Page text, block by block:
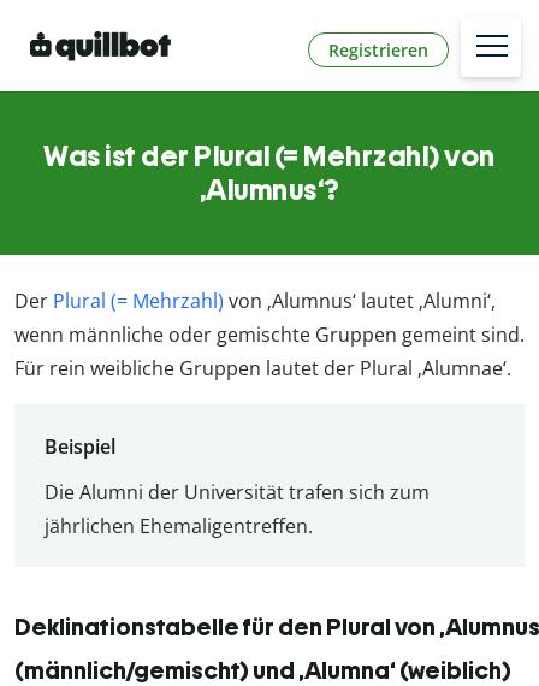
Registrieren
Was ist der Plural (= Mehrzahl) von
‚Alumnus‘?
Der Plural (= Mehrzahl) von ‚Alumnus‘ lautet ‚Alumni‘,
wenn männliche oder gemischte Gruppen gemeint sind.
Für rein weibliche Gruppen lautet der Plural ‚Alumnae‘.
Beispiel
Die Alumni der Universität trafen sich zum
jährlichen Ehemaligentreffen.
Deklinationstabelle für den Plural von
(männlich/gemischt) und ‚Alumna‘ (weiblich)